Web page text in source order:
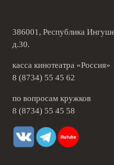
386001, Республика
д.30.
касса кинотеатра «Россия»
8 (8734) 55 45 62
по вопросам кружков
8 (8734) 55 45 58